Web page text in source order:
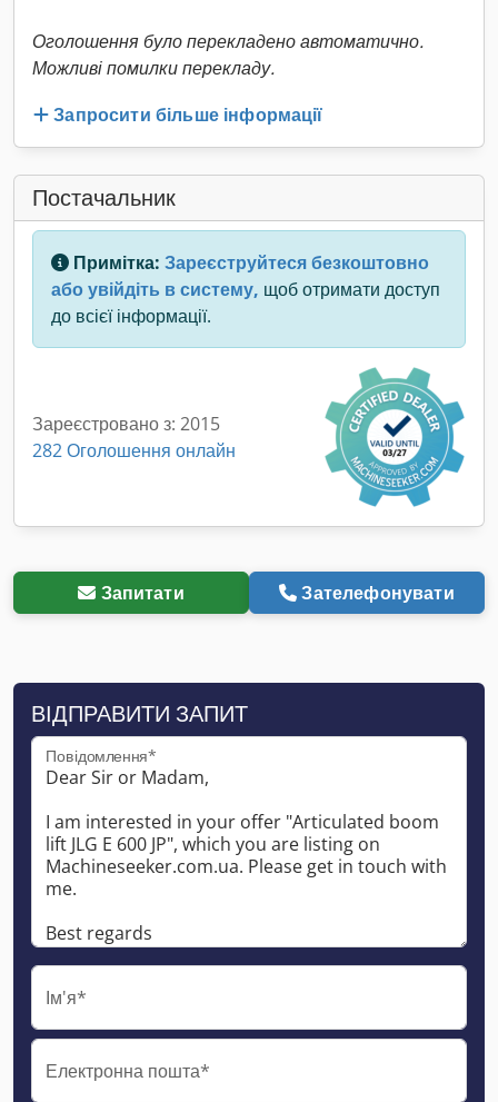
Оголошення було перекладено автоматично.
Можливі помилки перекладу.
Запросити більше інформації
Постачальник
Примітка: Зареєструйтеся безкоштовно
або увійдіть в систему, щоб отримати доступ
до всієї інформації.
Зареєстровано з: 2015
282 Оголошення онлайн
Запитати Зателефонувати
ВІДПРАВИТИ ЗАПИТ
Повідомлення*
Ім'я*
Електронна пошта*